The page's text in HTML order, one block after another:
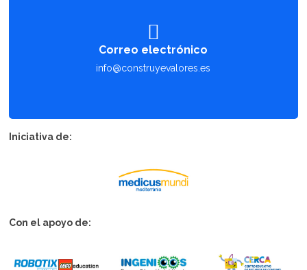

Correo electrónico
info@construyevalores.es
Iniciativa de:
Con el apoyo de: